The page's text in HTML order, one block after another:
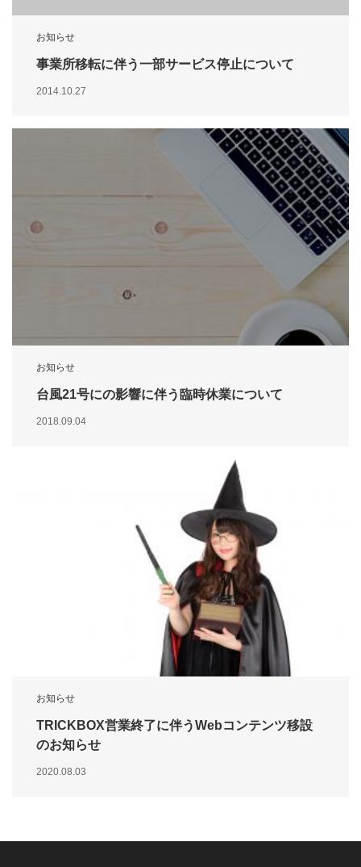
お知らせ
事業所移転に伴う一部サービス停止について
2014.10.27
お知らせ
台風21号にの影響に伴う臨時休業について
2018.09.04
お知らせ
TRICKBOX営業終了に伴うWebコンテンツ移設
のお知らせ
2020.08.03